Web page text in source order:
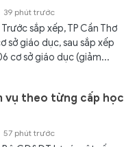
39 phút trước
sắp xếp, TP Cần Thơ
sở giáo dục, sau sắp xếp
cơ sở giáo dục (giảm...
vụ theo từng cấp học
57 phút trước